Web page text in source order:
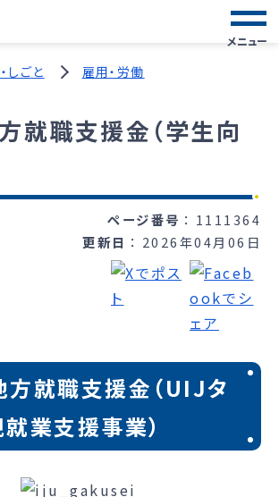
メニュー
しごと 雇用・労働
就職支援金（学生向
ページ番号
1111364
更新日
2026年04月06日
方就職支援金（UIJタ
業支援事業）